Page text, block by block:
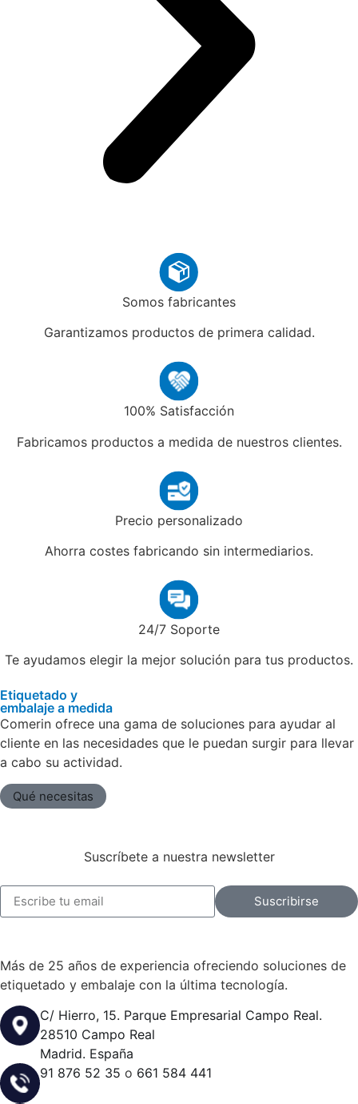
Somos fabricantes
Garantizamos productos de primera calidad.
100% Satisfacción
Fabricamos productos a medida de nuestros clientes.
Precio personalizado
Ahorra costes fabricando sin intermediarios.
24/7 Soporte
Te ayudamos elegir la mejor solución para tus productos.
Etiquetado y
embalaje a medida
Comerin ofrece una gama de soluciones para ayudar al
cliente en las necesidades que le puedan surgir para llevar
a cabo su actividad.
Qué necesitas
Suscríbete a nuestra newsletter
Suscribirse
Más de 25 años de experiencia ofreciendo soluciones de
etiquetado y embalaje con la última tecnología.
C/ Hierro, 15. Parque Empresarial Campo Real.
28510 Campo Real
Madrid. España
91 876 52 35 o 661 584 441